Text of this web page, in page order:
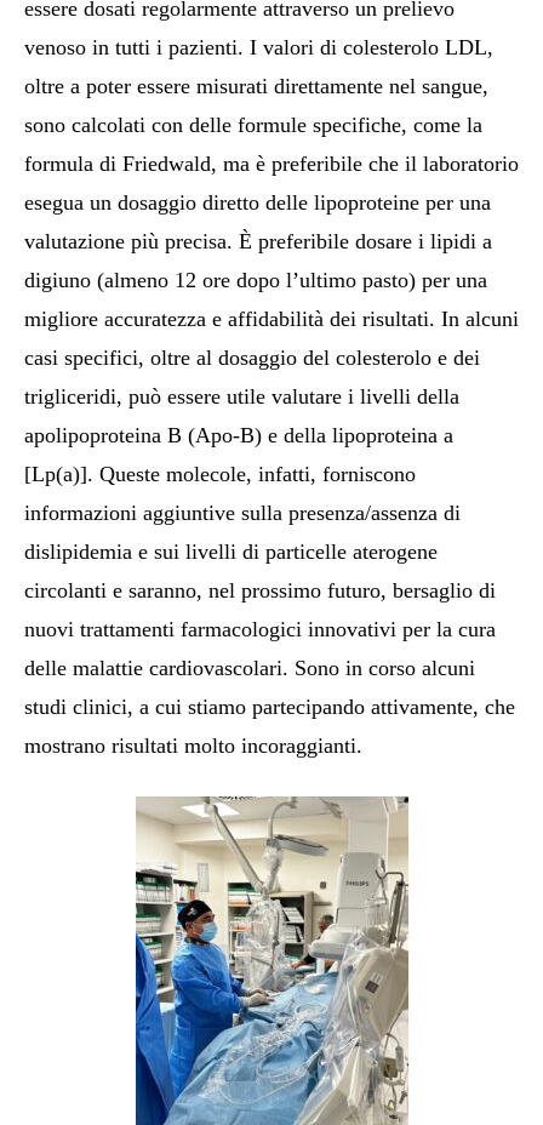
essere dosati regolarmente attraverso un prelievo
venoso in tutti i pazienti. I valori di colesterolo LDL,
oltre a poter essere misurati direttamente nel sangue,
sono calcolati con delle formule specifiche, come la
formula di Friedwald, ma è preferibile che il laboratorio
esegua un dosaggio diretto delle lipoproteine per una
valutazione più precisa. È preferibile dosare i lipidi a
digiuno (almeno 12 ore dopo l’ultimo pasto) per una
migliore accuratezza e affidabilità dei risultati. In alcuni
casi specifici, oltre al dosaggio del colesterolo e dei
trigliceridi, può essere utile valutare i livelli della
apolipoproteina B (Apo-B) e della lipoproteina a
[Lp(a)]. Queste molecole, infatti, forniscono
informazioni aggiuntive sulla presenza/assenza di
dislipidemia e sui livelli di particelle aterogene
circolanti e saranno, nel prossimo futuro, bersaglio di
nuovi trattamenti farmacologici innovativi per la cura
delle malattie cardiovascolari. Sono in corso alcuni
studi clinici, a cui stiamo partecipando attivamente, che
mostrano risultati molto incoraggianti.